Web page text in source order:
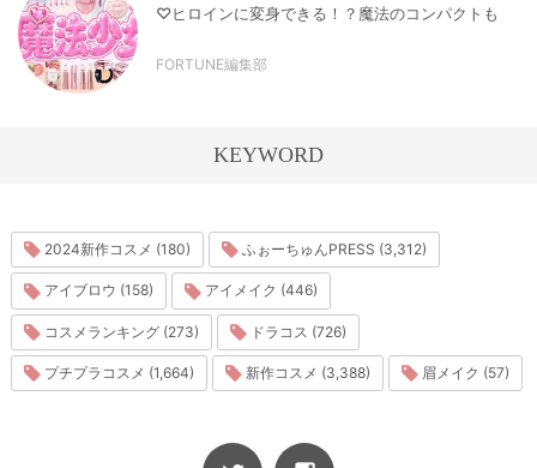
♡ヒロインに変身できる！？魔法のコンパクトも
FORTUNE編集部
KEYWORD
2024新作コスメ (180) ふぉーちゅんPRESS (3,312)
アイブロウ (158) アイメイク (446)
コスメランキング (273) ドラコス (726)
プチプラコスメ (1,664) 新作コスメ (3,388) 眉メイク (57)